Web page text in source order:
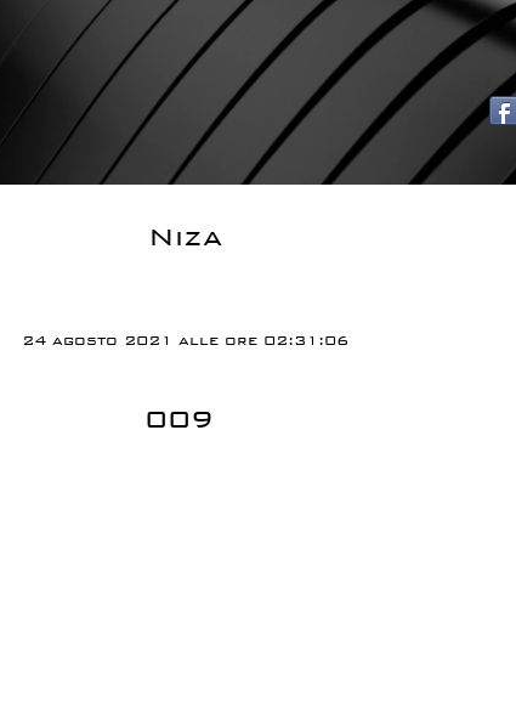
Niza
24 agosto 2021 alle ore 02:31:06
009